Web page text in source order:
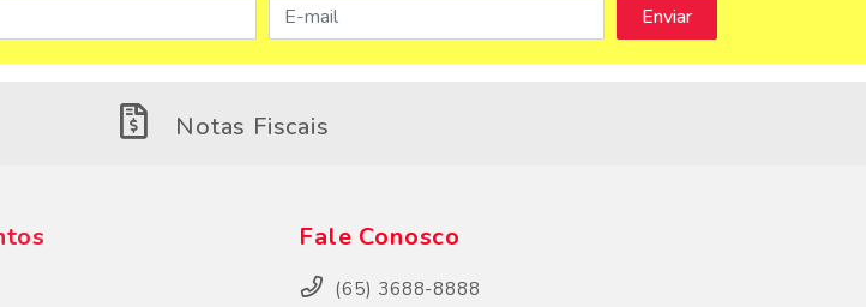
Notas Fiscais
Fale Conosco
(65) 3688-8888